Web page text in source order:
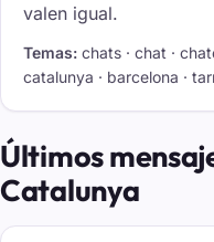
valen igual.
Temas: chats · chat ·
catalunya · barcelona ·
Últimos
Catalunya